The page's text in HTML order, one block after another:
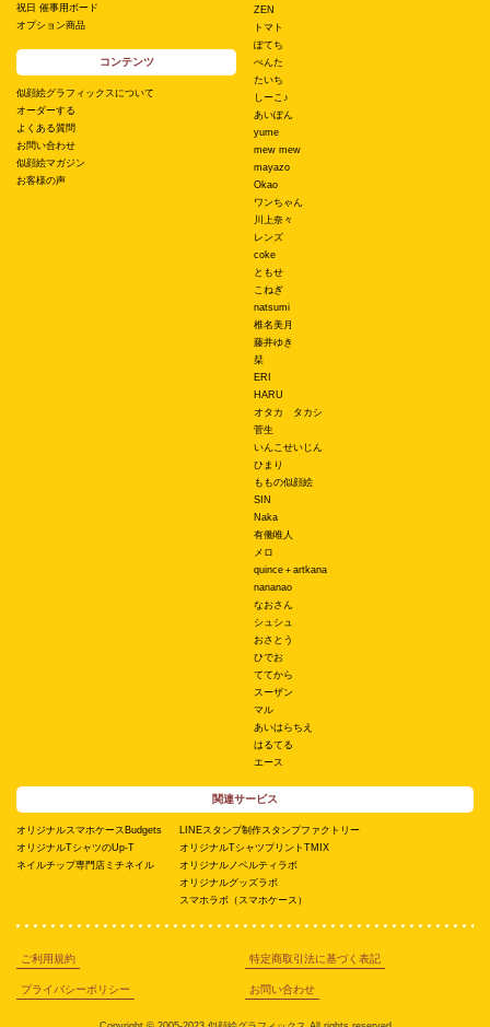
祝日 催事用ボード
オプション商品
コンテンツ
似顔絵グラフィックスについて
オーダーする
よくある質問
お問い合わせ
似顔絵マガジン
お客様の声
ZEN
トマト
ぽてち
ぺんた
たいち
しーこ♪
あいぽん
yume
mew mew
mayazo
Okao
ワンちゃん
川上奈々
レンズ
coke
ともせ
こねぎ
natsumi
椎名美月
藤井ゆき
栞
ERI
HARU
オタカ タカシ
菅生
いんこせいじん
ひまり
ももの似顔絵
SIN
Naka
有働唯人
メロ
quince＋artkana
nananao
なおさん
シュシュ
おさとう
ひでお
ててから
スーザン
マル
あいはらちえ
はるてる
エース
関連サービス
オリジナルスマホケースBudgets
オリジナルTシャツのUp-T
ネイルチップ専門店ミチネイル
LINEスタンプ制作スタンプファクトリー
オリジナルTシャツプリントTMIX
オリジナルノベルティラボ
オリジナルグッズラボ
スマホラボ（スマホケース）
ご利用規約 特定商取引法に基づく表記
プライバシーポリシー お問い合わせ